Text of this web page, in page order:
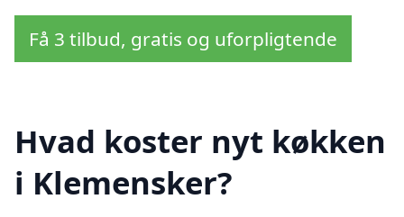
Få 3 tilbud, gratis og uforpligtende
Hvad koster nyt køkken
i Klemensker?